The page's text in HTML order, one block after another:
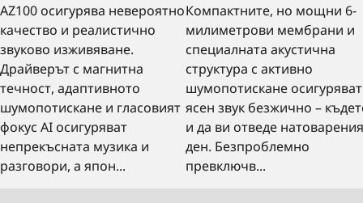
AZ100 осигурява невероятно
качество и реалистично
звуково изживяване.
Драйверът с магнитна
течност, адаптивното
шумопотискане и гласовият
фокус AI осигуряват
непрекъсната музика и
разговори, а япон...
Компактните, но мощни 6-
милиметрови мембрани и
специалната акустична
структура с активно
шумопотискане осигуряват
ясен звук безжично –
и да ви отведе
ден. Безпроблемно
превключв...